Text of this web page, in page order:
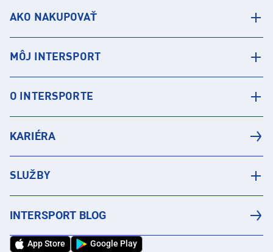
AKO NAKUPOVAŤ
MÔJ INTERSPORT
O INTERSPORTE
KARIÉRA
SLUŽBY
INTERSPORT BLOG
App Store Google Play